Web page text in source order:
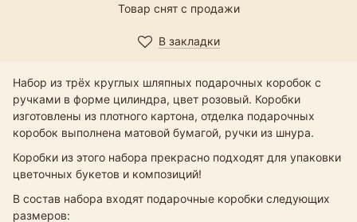
Товар снят с продажи
В закладки
Набор из трёх круглых шляпных подарочных коробок с
ручками в форме цилиндра, цвет розовый. Коробки
изготовлены из плотного картона, отделка подарочных
коробок выполнена матовой бумагой, ручки из шнура.
Коробки из этого набора прекрасно подходят для упаковки
цветочных букетов и композиций!
В состав набора входят подарочные коробки следующих
размеров: